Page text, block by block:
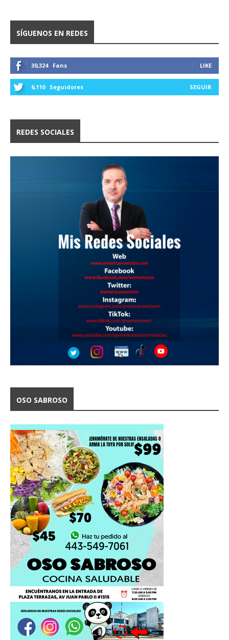
SÍGUENOS EN REDES
30,324 Fans LIKE
6,110 Seguidores SEGUIR
REDES SOCIALES
OSO SABROSO